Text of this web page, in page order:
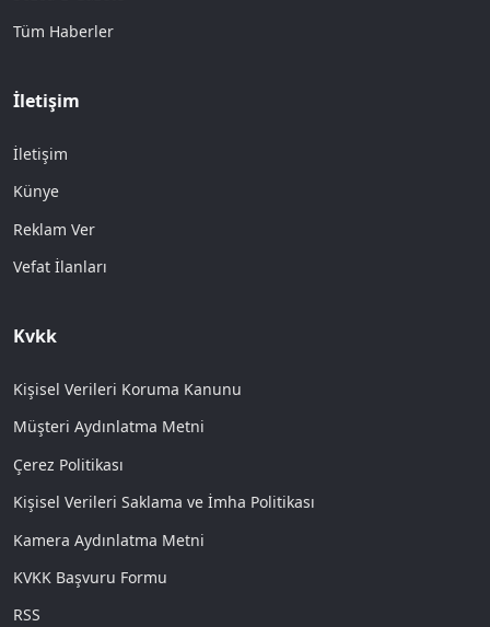
Tüm Haberler
İletişim
İletişim
Künye
Reklam Ver
Vefat İlanları
Kvkk
Kişisel Verileri Koruma Kanunu
Müşteri Aydınlatma Metni
Çerez Politikası
Kişisel Verileri Saklama ve İmha Politikası
Kamera Aydınlatma Metni
KVKK Başvuru Formu
RSS